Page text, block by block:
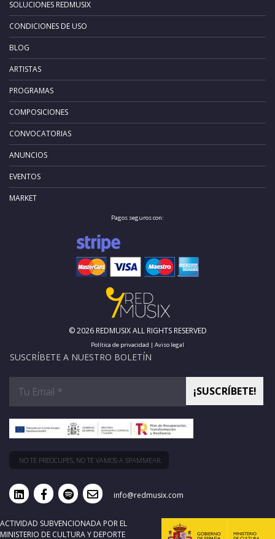
SOLUCIONES REDMUSIX
CONDICIONES DE USO
BLOG
ARTISTAS
PROGRAMAS
COMPOSICIONES
CONVOCATORIAS
ANUNCIOS
EVENTOS
MARKET
Pagos seguros con:
© 2026 REDMUSIX ALL RIGHTS RESERVED
Política de privacidad | Aviso legal
SUSCRÍBETE A NUESTRO BOLETÍN
NO TE PREOCUPES, NO TE VAMOS A SPAMMEAR.
info@redmusix.com
ACTIVIDAD SUBVENCIONADA POR EL
MINISTERIO DE CULTURA Y DEPORTE